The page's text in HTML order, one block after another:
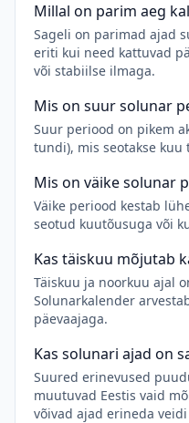
Millal on parim aeg
Sageli on parimad ajad
eriti kui need kattuvad
või stabiilse ilmaga.
Mis on suur solunar
Suur periood on pikem
tundi), mis seotakse
Mis on väike solunar
Väike periood kestab
seotud kuutõusuga või
Kas täiskuu mõjutab
Täiskuu ja noorkuu ajal
Solunarkalender
päevaajaga.
Kas solunari ajad on
Suured erinevused
muutuvad Eestis vaid
võivad ajad erineda